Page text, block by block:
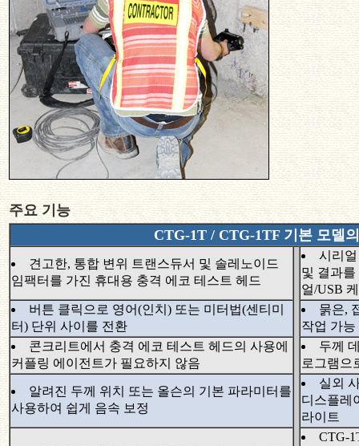
주요 기능
CTG-1T / CTG-1TF 기본 모델
견고한, 통합 변위 트랜스듀서 및 솔레노이드
임팩터를 가진 휴대용 충격 에코 테스트 헤드
시리
및 결과
얼/USB
버튼 클릭으로 영어(인치) 또는 미터법(센티미
터) 단위 사이를 전환
묽은,
작업 가
콘크리트에서 충격 에코 테스트 헤드의 사용에
커플링 에이전트가 필요하지 않음
두께
로그램으
알려진 두께 위치 또는 올슨의 기본 파라미터를
사용하여 쉽게 음속 보정
실외
디스플레
라이트
CTG-